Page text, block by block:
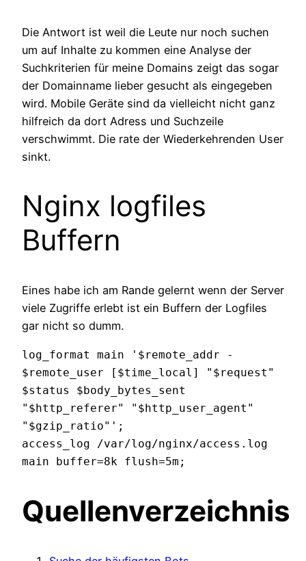
Die Antwort ist weil die Leute nur noch suchen
um auf Inhalte zu kommen eine Analyse der
Suchkriterien für meine Domains zeigt das sogar
der Domainname lieber gesucht als eingegeben
wird. Mobile Geräte sind da vielleicht nicht ganz
hilfreich da dort Adress und Suchzeile
verschwimmt. Die rate der Wiederkehrenden User
sinkt.
Nginx logfiles
Buffern
Eines habe ich am Rande gelernt wenn der Server
viele Zugriffe erlebt ist ein Buffern der Logfiles
gar nicht so dumm.
log_format main '$remote_addr -
$remote_user [$time_local] "$request"
$status $body_bytes_sent
"$http_referer" "$http_user_agent"
"$gzip_ratio"';
access_log /var/log/nginx/access.log
main buffer=8k flush=5m;
Quellenverzeichnis